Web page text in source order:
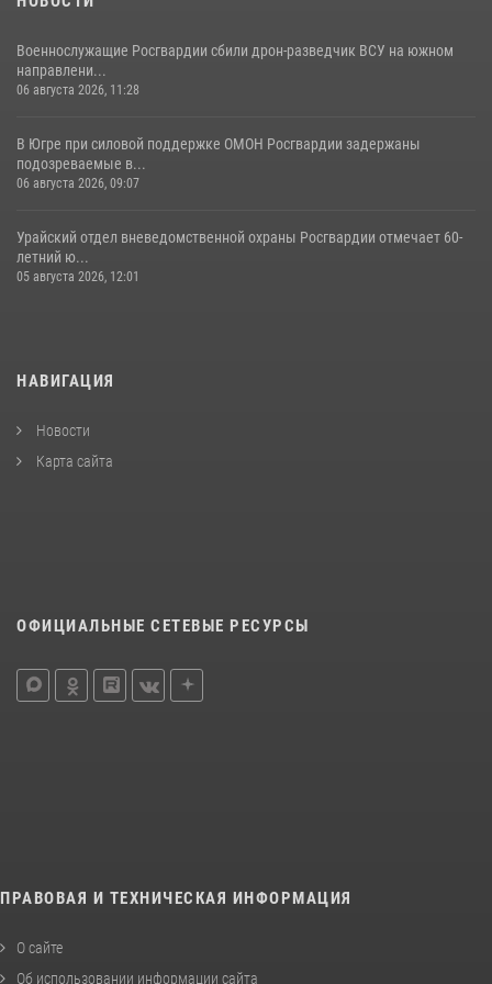
Военнослужащие Росгвардии сбили дрон-разведчик ВСУ на южном
направлени...
06 августа 2026, 11:28
В Югре при силовой поддержке ОМОН Росгвардии задержаны
подозреваемые в...
06 августа 2026, 09:07
Урайский отдел вневедомственной охраны Росгвардии отмечает 60-
летний ю...
05 августа 2026, 12:01
НАВИГАЦИЯ
Новости
Карта сайта
ОФИЦИАЛЬНЫЕ СЕТЕВЫЕ РЕСУРСЫ
ПРАВОВАЯ И ТЕХНИЧЕСКАЯ ИНФОРМАЦИЯ
О сайте
Об использовании информации сайта